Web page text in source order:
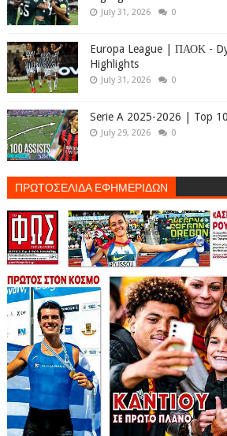
July 31, 2026 0
Europa League | ΠΑΟΚ -
Highlights
July 31, 2026 0
Serie A 2025-2026 | Top
July 29, 2026 0
ΠΡΩΤΟΣΕΛΙΔΑ ΕΦΗΜΕΡΙΔΩΝ